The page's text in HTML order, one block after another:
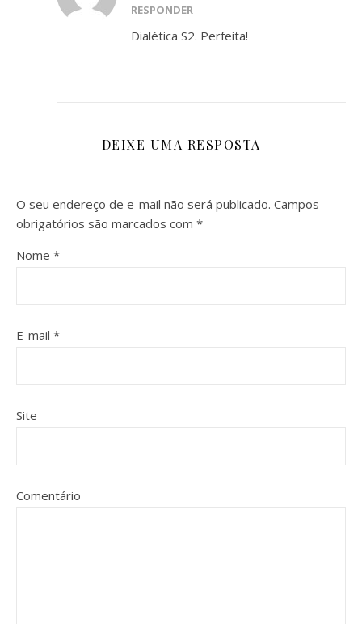
RESPONDER
Dialética S2. Perfeita!
DEIXE UMA RESPOSTA
O seu endereço de e-mail não será publicado. Campos
obrigatórios são marcados com *
Nome *
E-mail *
Site
Comentário